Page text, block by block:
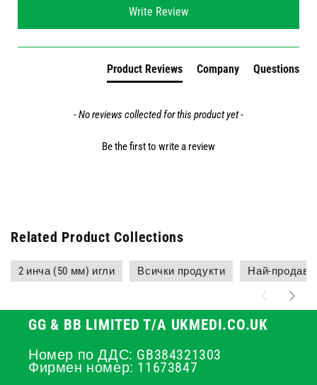
Write Review
Product Reviews Company Questions
- No reviews collected for this product yet -
Be the first to write a review
Related Product Collections
2 инча (50 мм) игли Всички продукти Най-
GG & BB LIMITED T/A UKMEDI.CO.UK
Номер по ДДС: GB384321303
Фирмен номер: 11673847